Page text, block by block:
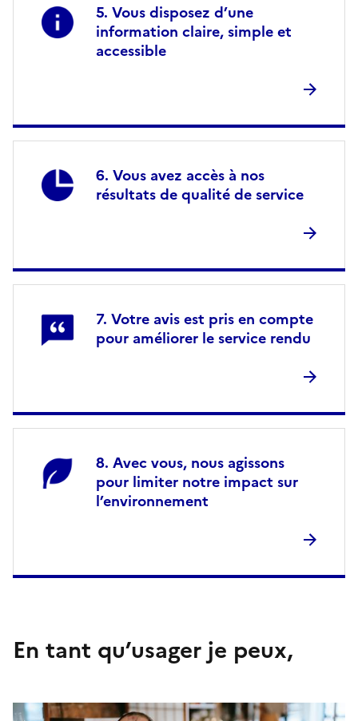
Vous disposez d’une
information claire, simple et
accessible
Vous avez accès à nos
résultats de qualité de service
Votre avis est pris en compte
pour améliorer le service rendu
Avec vous, nous agissons
pour limiter notre impact sur
l’environnement
En tant qu’usager je peux,